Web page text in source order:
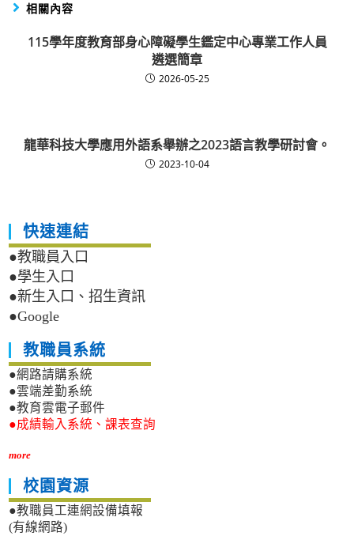
相關內容
115學年度教育部身心障礙學生鑑定中心專業工作人員
遴選簡章
2026-05-25
龍華科技大學應用外語系舉辦之2023語言教學研討會。
2023-10-04
快速連結
●教職員入口
●學生入口
●新生入口、招生資訊
●Google
教職員系統
●網路請購系統
●雲端差勤系統
●教育雲電子郵件
●成績輸入系統、課表查詢
more
校園資源
●教職員工連網設備填報
(有線網路)